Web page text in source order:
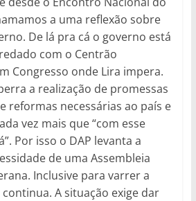
a uma reflexão sobre
De lá pra cá o governo está
com o Centrão
Congresso onde Lira impera.
a realização de promessas
reformas necessárias ao país e
vez mais que “com esse
Por isso o DAP levanta a
de uma Assembleia
Inclusive para varrer a
A situação exige dar